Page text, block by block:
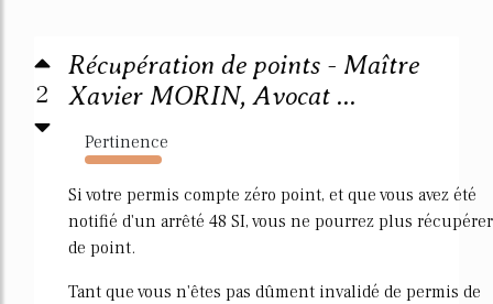
2
Récupération de points - Maître
Xavier MORIN, Avocat ...
Pertinence
11262%
Si votre permis compte zéro point, et que vous avez été
notifié d'un arrêté 48 SI, vous ne pourrez plus récupérer
de point.
Tant que vous n'êtes pas dûment invalidé de permis de